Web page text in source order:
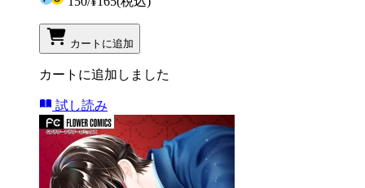
カートに追加
カートに追加しました
試し読み